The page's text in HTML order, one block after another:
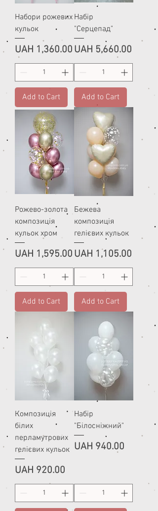
Набори рожевих
кульок
Price
UAH 1,360.00
Add to Cart
Набір
"Серцепад"
Price
UAH 5,660.00
Add to Cart
Рожево-золота
композиція
кульок хром
Price
UAH 1,595.00
Add to Cart
Бежева
композиція
гелієвих кульок
Price
UAH 1,105.00
Add to Cart
Композиція
білих
перламутрових
гелієвих кульок
Price
UAH 920.00
Набір
"Білосніжний"
Price
UAH 940.00